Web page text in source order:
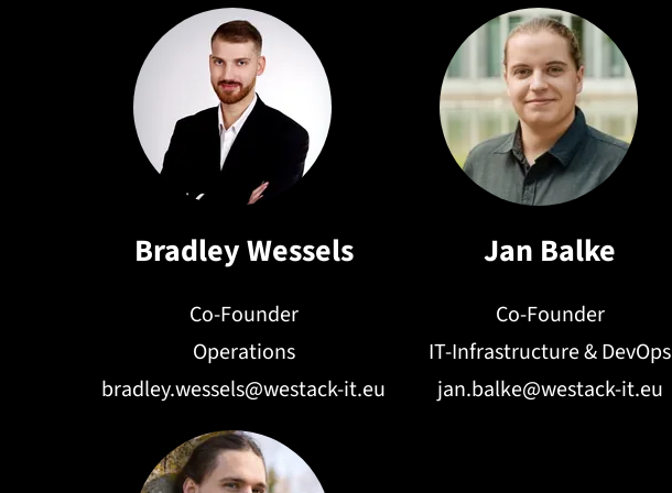
Bradley Wessels
Co-Founder
Operations
bradley.wessels@westack-it.eu
Jan Balke
Co-Founder
IT-Infrastructure & DevOps
jan.balke@westack-it.eu